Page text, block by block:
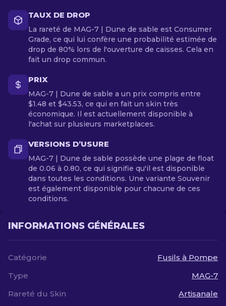
TAUX DE DROP
La rareté de MAG-7 | Dune de sable est Consumer
Grade, ce qui lui confère une probabilité estimée de
drop de 80% lors de l'ouverture de caisses. Cela en
fait un drop commun.
PRIX
MAG-7 | Dune de sable a un prix compris entre
$1.48 et $43.53, ce qui en fait un skin très
économique. Il est actuellement disponible à
l'achat sur plusieurs marketplaces.
VERSIONS D’USURE
MAG-7 | Dune de sable possède une plage de float
de 0.06 à 0.80, ce qui signifie qu'il est disponible
dans toutes les conditions. Une variante Souvenir
est également disponible pour chacune de ces
conditions.
INFORMATIONS GÉNÉRALES
Catégorie
Fusils à Pompe
Type
MAG-7
Rareté du Skin
Artisanale